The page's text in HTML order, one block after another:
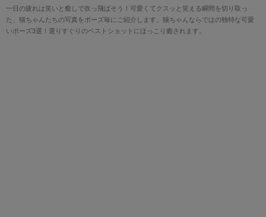
一日の疲れは笑いと癒しで吹っ飛ばそう！可愛くてクスッと笑える瞬間を切り取っ
た、猫ちゃんたちの写真をポーズ毎にご紹介します。猫ちゃんならではの独特な可愛
いポーズ3選！選りすぐりのベストショットにほっこり癒されます。